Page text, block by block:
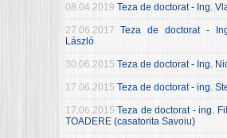
08.04.2019 Teza de doctorat - Ing.
27.06.2017 Teza de doctorat -
László
30.06.2015 Teza de doctorat - Ing.
17.06.2015 Teza de doctorat - ing.
17.06.2015 Teza de doctorat - ing.
TOADERE (casatorita Savoiu)